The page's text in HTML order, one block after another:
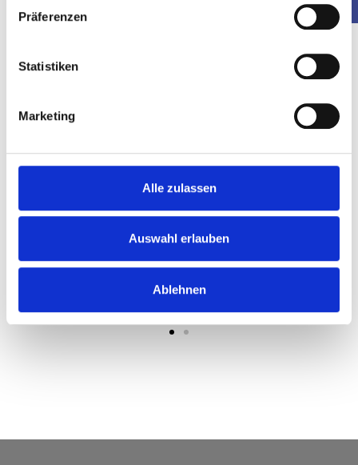
Präferenzen
Statistiken
Marketing
Alle zulassen
Auswahl erlauben
Ablehnen
24.10.2025